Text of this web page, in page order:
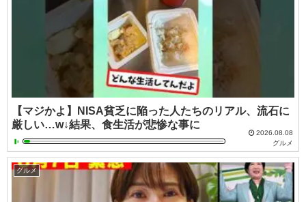
【マジかよ】NISA貧乏に陥った人たちのリアル、流石に
厳しい…w↓結果、食生活が悲惨な事に
2026.08.08
グルメ
グルメ